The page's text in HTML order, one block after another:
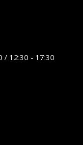
/ 12:30 - 17:30